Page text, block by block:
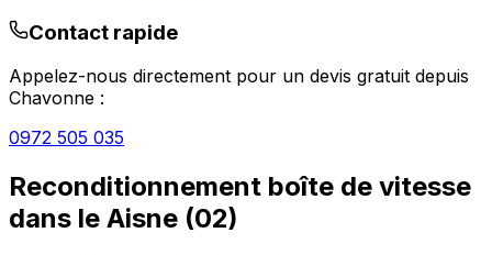
Contact rapide
Appelez-nous directement pour un devis gratuit depuis
Chavonne :
0972 505 035
Reconditionnement boîte de vitesse
dans le Aisne (02)